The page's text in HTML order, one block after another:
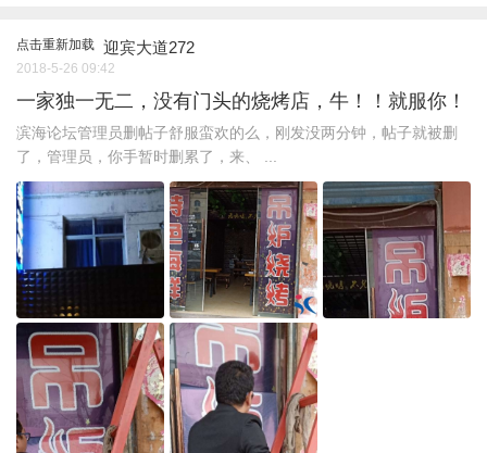
点击重新加载 迎宾大道272
2018-5-26 09:42
一家独一无二，没有门头的烧烤店，牛！！就服你！
滨海论坛管理员删帖子舒服蛮欢的么，刚发没两分钟，帖子就被删
了，管理员，你手暂时删累了，来、 ...